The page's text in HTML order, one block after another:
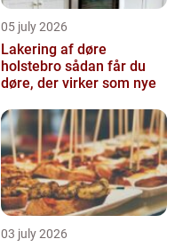
05 july 2026
Lakering af døre
holstebro sådan får du
døre, der virker som nye
03 july 2026